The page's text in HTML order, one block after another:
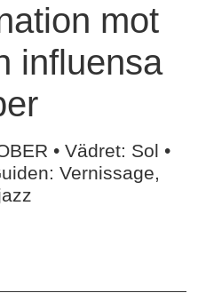
mot
influensa
• Vädret: Sol •
Vernissage,